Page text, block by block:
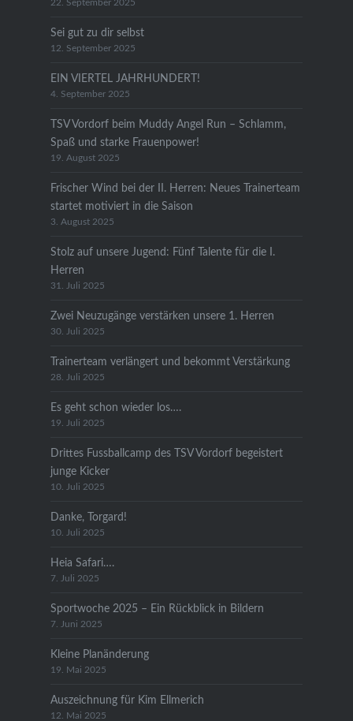
22. September 2025
Sei gut zu dir selbst
12. September 2025
EIN VIERTEL JAHRHUNDERT!
4. September 2025
TSV Vordorf beim Muddy Angel Run – Schlamm,
Spaß und starke Frauenpower!
19. August 2025
Frischer Wind bei der II. Herren: Neues Trainerteam
startet motiviert in die Saison
3. August 2025
Stolz auf unsere Jugend: Fünf Talente für die I.
Herren
31. Juli 2025
Zwei Neuzugänge verstärken unsere 1. Herren
30. Juli 2025
Trainerteam verlängert und bekommt Verstärkung
28. Juli 2025
Es geht schon wieder los….
19. Juli 2025
Drittes Fussballcamp des TSV Vordorf begeistert
junge Kicker
10. Juli 2025
Danke, Torgard!
10. Juli 2025
Heia Safari….
7. Juli 2025
Sportwoche 2025 – Ein Rückblick in Bildern
7. Juni 2025
Kleine Planänderung
19. Mai 2025
Auszeichnung für Kim Ellmerich
12. Mai 2025